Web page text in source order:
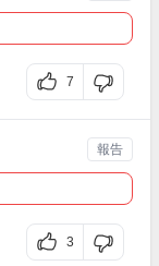
7
3
報告